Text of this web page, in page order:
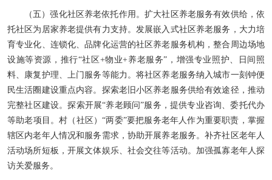
（五）强化社区养老依托作用。扩大社区养老服务有效供给，依
托社区为居家养老提供有力支持。发展嵌入式社区养老服务，大力培
育专业化、连锁化、品牌化运营的社区养老服务机构，整合周边场地
设施等资源，推行“社区+物业+养老服务”，增强专业照护、日间照
料、康复护理、上门服务等能力。将社区养老服务纳入城市一刻钟便
民生活圈建设重点内容。探索老旧小区养老服务供给有效途径，推动
完整社区建设。探索开展“养老顾问”服务，提供专业咨询、委托代办
等助老项目。村（社区）“两委”要把服务老年人作为重要职责，掌握
辖区内老年人情况和服务需求，协助开展养老服务。补齐社区老年人
活动场所短板，开展文体娱乐、社会交往等活动。加强孤寡老年人探
访关爱服务。